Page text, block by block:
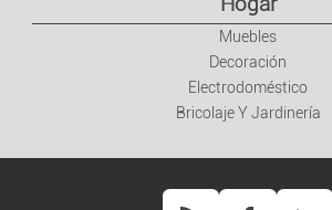
Muebles
Muebles
Decoración
Electrodoméstico
Bricolaje Y Jardinería